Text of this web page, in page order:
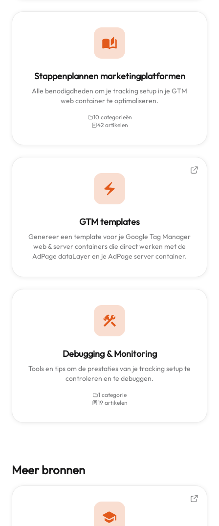
Stappenplannen marketingplatformen
Alle benodigdheden om je tracking setup in je GTM
web container te optimaliseren.
10 categorieën
42 artikelen
GTM templates
Genereer een template voor je Google Tag Manager
web & server containers die direct werken met de
AdPage dataLayer en je AdPage server container.
Debugging & Monitoring
Tools en tips om de prestaties van je tracking setup te
controleren en te debuggen.
1 categorie
19 artikelen
Meer bronnen